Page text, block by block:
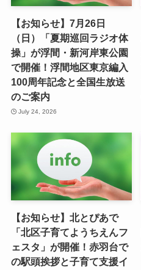
【お知らせ】7月26日
（日）「夏期巡回ラジオ体
操」が浮間・新河岸東公園
で開催！浮間地区東京編入
100周年記念と全国生放送
のご案内
July 24, 2026
【お知らせ】北とぴあで
「北区子育てようちえんフ
ェスタ」が開催！赤羽台で
の駅頭挨拶と子育て支援イ